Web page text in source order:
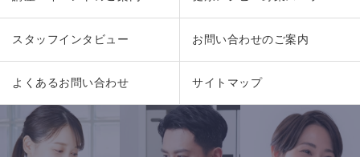
スタッフインタビュー お問い合わせのご案内
よくあるお問い合わせ サイトマップ